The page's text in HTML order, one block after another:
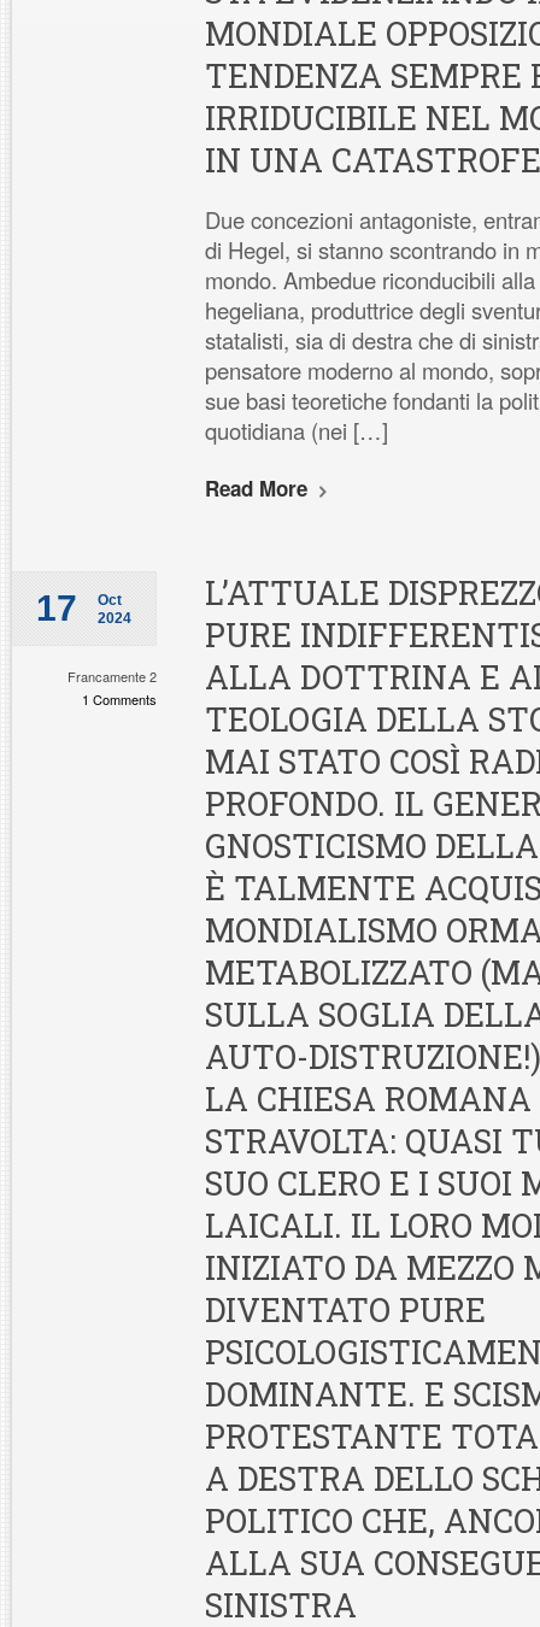
MONDIALE
TENDENZA SEMPRE
IRRIDUCIBILE NEL
IN UNA
Due concezioni antagoniste,
di Hegel, si stanno scontrando in
mondo. Ambedue riconducibili alla
hegeliana, produttrice degli
statalisti, sia di destra che di
pensatore moderno al mondo,
sue basi teoretiche fondanti la
quotidiana (nei […]
Read More
17
Oct
2024
Francamente 2
1 Comments
L’ATTUALE
PURE
ALLA DOTTRINA E
TEOLOGIA DELLA
MAI STATO COSÌ
PROFONDO. IL
GNOSTICISMO
È TALMENTE
MONDIALISMO
METABOLIZZATO
SULLA SOGLIA
AUTO-
LA CHIESA ROMANA
STRAVOLTA: QUASI
SUO CLERO E I SUOI
LAICALI. IL LORO
INIZIATO DA MEZZO
DIVENTATO PURE
DOMINANTE. E
PROTESTANTE
A DESTRA DELLO
POLITICO CHE,
ALLA SUA
SINISTRA